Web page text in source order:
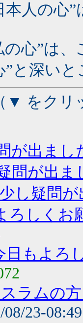
本人の心
の心”は
”と深い
▼ をクリ
が出まし
問が出ま
し疑問
ろしくお
日もよろ
ラムの
08/23-